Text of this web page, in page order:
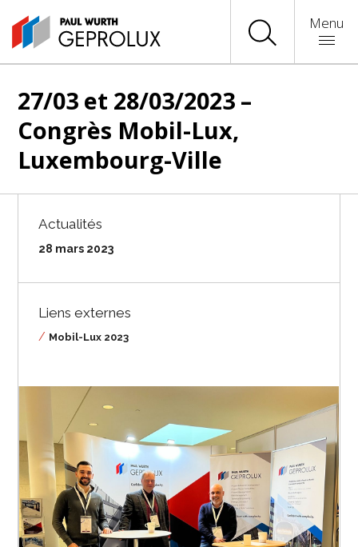
Menu
27/03 et 28/03/2023 –
Congrès Mobil-Lux,
Luxembourg-Ville
Actualités
28 mars 2023
Liens externes
/ Mobil-Lux 2023